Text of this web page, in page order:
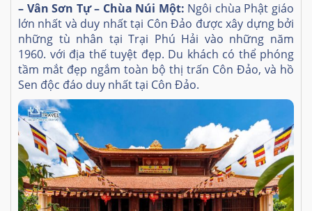
– Vân Sơn Tự – Chùa Núi Một: Ngôi chùa Phật giáo
lớn nhất và duy nhất tại Côn Đảo được xây dựng bởi
những tù nhân tại Trại Phú Hải vào những năm
1960. với địa thế tuyệt đẹp. Du khách có thể phóng
tầm mắt đẹp ngắm toàn bộ thị trấn Côn Đảo, và hồ
Sen độc đáo duy nhất tại Côn Đảo.